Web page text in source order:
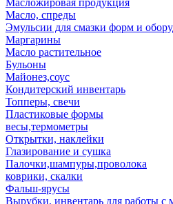
Масложировая продукция
Масло, спреды
Эмульсии для смазки форм и
Маргарины
Масло растительное
Бульоны
Майонез,соус
Кондитерский инвентарь
Топперы, свечи
Пластиковые формы
весы,термометры
Открытки, наклейки
Глазирование и сушка
Палочки,шампуры,проволока
коврики, скалки
Фальш-ярусы
Вырубки, инвентарь для работы с